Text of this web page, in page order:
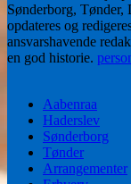
Sønderborg, Tønder,
opdateres og
ansvarshavende
en god historie.
Aabenraa
Haderslev
Sønderborg
Tønder
Arrangementer